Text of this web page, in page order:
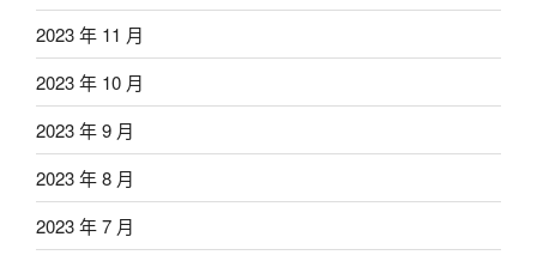
2023 年 11 月
2023 年 10 月
2023 年 9 月
2023 年 8 月
2023 年 7 月